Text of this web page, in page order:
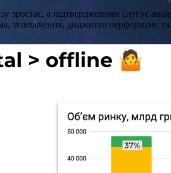
зростає, а підтвердженням слугує
телебачення, диджитал перформанс